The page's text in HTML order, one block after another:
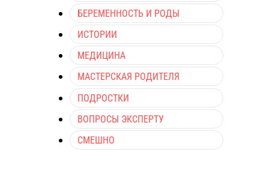
БЕРЕМЕННОСТЬ И РОДЫ
ИСТОРИИ
МЕДИЦИНА
МАСТЕРСКАЯ РОДИТЕЛЯ
ПОДРОСТКИ
ВОПРОСЫ ЭКСПЕРТУ
СМЕШНО